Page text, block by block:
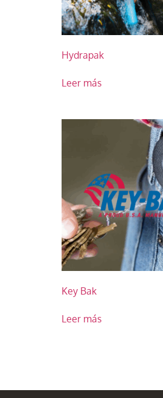
Hydrapak
Leer más
Key Bak
Leer más